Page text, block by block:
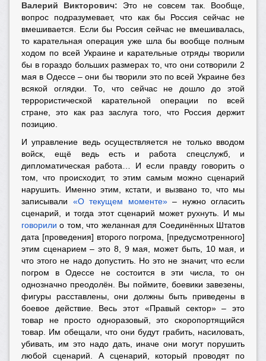
Валерий Викторович: Это не совсем так. Вообще,
вопрос подразумевает, что как бы Россия сейчас не
вмешивается. Если бы Россия сейчас не вмешивалась,
то карательная операция уже шла бы вообще полным
ходом по всей Украине и карательные отряды творили
бы в гораздо больших размерах то, что они сотворили 2
мая в Одессе – они бы творили это по всей Украине без
всякой оглядки. То, что сейчас не дошло до этой
террористической карательной операции по всей
стране, это как раз заслуга того, что Россия держит
позицию.
И управление ведь осуществляется не только вводом
войск, ещё ведь есть и работа спецслужб, и
дипломатическая работа… И если правду говорить о
том, что происходит, то этим самым можно сценарий
нарушить. Именно этим, кстати, и вызвано то, что мы
записывали «О текущем моменте»– нужно огласить
сценарий, и тогда этот сценарий может рухнуть. И мы
говорили о том, что желанная для Соединённых Штатов
дата [проведения] второго погрома, [предусмотренного]
этим сценарием – это 8, 9 мая, может быть, 10 мая, и
что этого не надо допустить. Но это не значит, что если
погром в Одессе не состоится в эти числа, то он
однозначно преодолён. Вы поймите, боевики завезены,
фигуры расставлены, они должны быть приведены в
боевое действие. Весь этот «Правый сектор» – это
товар не просто одноразовый, это скоропортящийся
товар. Им обещали, что они будут грабить, насиловать,
убивать, им это надо дать, иначе они могут порушить
любой сценарий. А сценарий, который проводят по